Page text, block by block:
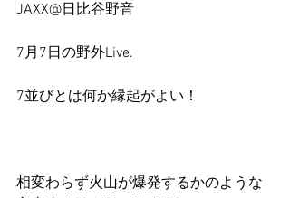
JAXX@日比谷野音
7月7日の野外Live.
7並びとは何か縁起がよい！
相変わらず火山が爆発するかのような